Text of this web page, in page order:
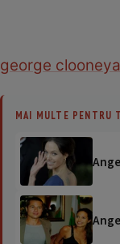
george clooney
MAI MULTE PENTRU